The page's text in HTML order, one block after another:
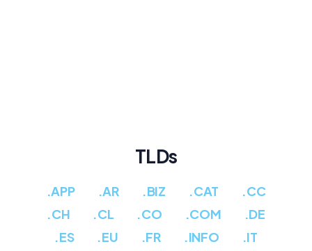
TLDs
.APP .AR .BIZ .CAT
.CC
.CH
.CL .CO .COM
.DE
.ES
.EU .FR .INFO .IT